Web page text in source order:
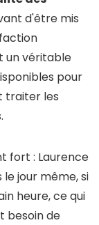
d'être mis
un véritable
pour
traiter les
fort : Laurence
jour même, si
heure, ce qui
besoin de